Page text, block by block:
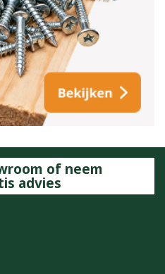
of neem
advies